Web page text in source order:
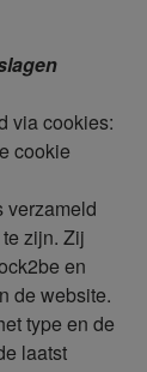
via cookies:
cookie
verzameld
zijn. Zij
en
de website.
type en de
laatst